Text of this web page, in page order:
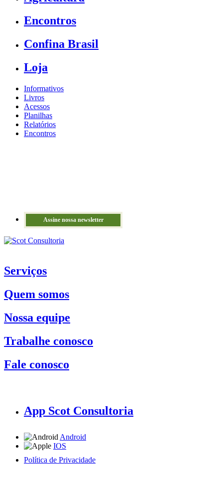
Encontros
Confina Brasil
Loja
Informativos
Livros
Acessos
Planilhas
Relatórios
Encontros
Assine nossa newsletter
Serviços
Quem somos
Nossa equipe
Trabalhe conosco
Fale conosco
App Scot Consultoria
Android
IOS
Política de Privacidade